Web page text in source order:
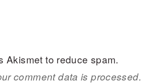
Akismet to reduce spam.
comment data is processed.